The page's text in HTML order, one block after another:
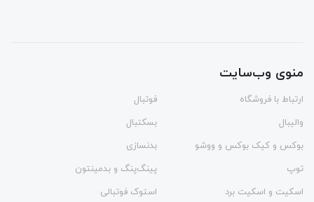
منوی وب‌سایت
ارتباط با فروشگاه
فوتبال
والیبال
بسکتبال
بوکس و کیک بوکس و ووشو
بدنسازی
توپ
پینگ‌پنگ و بدمينتون
اسکیت و اسکیت برد
استوک فوتبالی